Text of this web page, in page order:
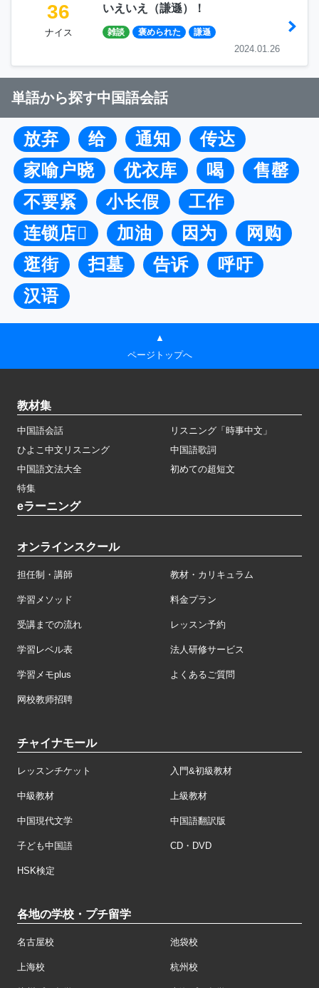
36
ナイス
いえいえ（謙遜）！
雑談 褒められた 謙遜
2024.01.26
単語から探す中国語会話
放弃 给 通知
传达
家喻户晓
优衣库 喝
售罄
不要紧
小长假
工作
连锁店
加油 因为
网购
逛街
扫墓 告诉
呼吁
汉语
▲
ページトップへ
教材集
中国語会話
リスニング「時事中文」
ひよこ中文リスニング
中国語歌詞
中国語文法大全
初めての超短文
特集
eラーニング
オンラインスクール
担任制・講師 教材・カリキュラム
学習メソッド 料金プラン
受講までの流れ レッスン予約
学習レベル表 法人研修サービス
学習メモplus よくあるご質問
网校教师招聘
チャイナモール
レッスンチケット 入門&初級教材
中級教材 上級教材
中国現代文学 中国語翻訳版
子ども中国語 CD・DVD
HSK検定
各地の学校・プチ留学
名古屋校 池袋校
上海校 杭州校